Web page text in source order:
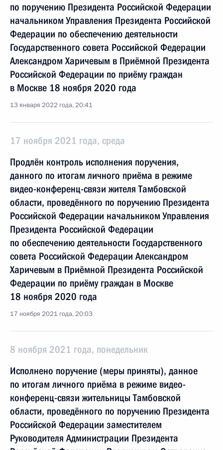
по поручению Президента Российской Федерации
начальником Управления Президента Российской
Федерации по обеспечению деятельности
Государственного совета Российской Федерации
Александром Харичевым в Приёмной Президента
Российской Федерации по приёму граждан
в Москве 18 ноября 2020 года
13 января 2022 года, 20:41
17 ноября 2021 года, среда
Продлён контроль исполнения поручения,
данного по итогам личного приёма в режиме
видео-конференц-связи жителя Тамбовской
области, проведённого по поручению Президента
Российской Федерации начальником Управления
Президента Российской Федерации
по обеспечению деятельности Государственного
совета Российской Федерации Александром
Харичевым в Приёмной Президента Российской
Федерации по приёму граждан в Москве
18 ноября 2020 года
17 ноября 2021 года, 20:03
8 ноября 2021 года, понедельник
Исполнено поручение (меры приняты), данное
по итогам личного приёма в режиме видео-
конференц-связи жительницы Тамбовской
области, проведённого по поручению Президента
Российской Федерации заместителем
Руководителя Администрации Президента